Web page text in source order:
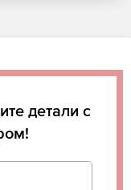
детали с